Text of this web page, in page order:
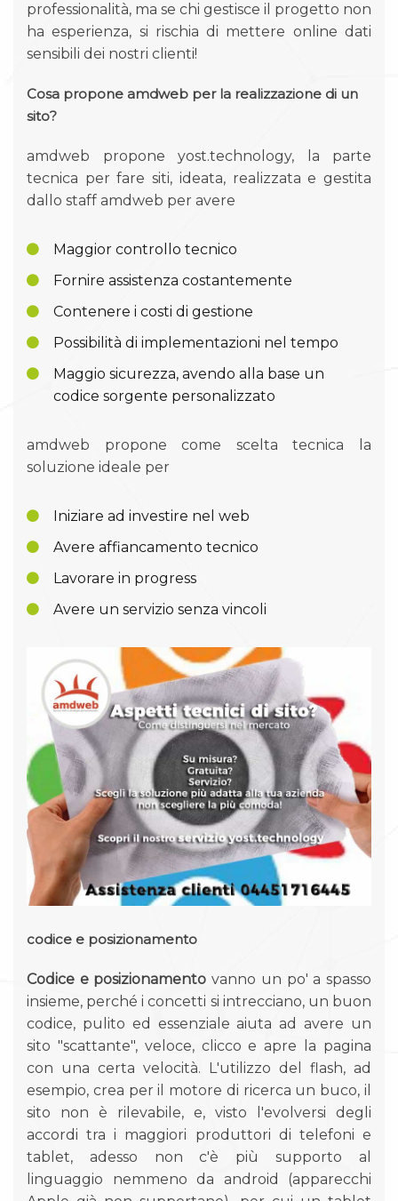
professionalità, ma se chi gestisce il progetto non
ha esperienza, si rischia di mettere online dati
sensibili dei nostri clienti!
Cosa propone amdweb per la realizzazione di un
sito?
amdweb propone yost.technology, la parte
tecnica per fare siti, ideata, realizzata e gestita
dallo staff amdweb per avere
Maggior controllo tecnico
Fornire assistenza costantemente
Contenere i costi di gestione
Possibilità di implementazioni nel tempo
Maggio sicurezza, avendo alla base un
codice sorgente personalizzato
amdweb propone come scelta tecnica la
soluzione ideale per
Iniziare ad investire nel web
Avere affiancamento tecnico
Lavorare in progress
Avere un servizio senza vincoli
codice e posizionamento
Codice e posizionamento vanno un po' a spasso
insieme, perché i concetti si intrecciano, un buon
codice, pulito ed essenziale aiuta ad avere un
sito "scattante", veloce, clicco e apre la pagina
con una certa velocità. L'utilizzo del flash, ad
esempio, crea per il motore di ricerca un buco, il
sito non è rilevabile, e, visto l'evolversi degli
accordi tra i maggiori produttori di telefoni e
tablet, adesso non c'è più supporto al
linguaggio nemmeno da android (apparecchi